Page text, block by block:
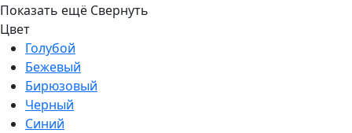
Показать ещё Свернуть
Цвет
Голубой
Бежевый
Бирюзовый
Черный
Синий